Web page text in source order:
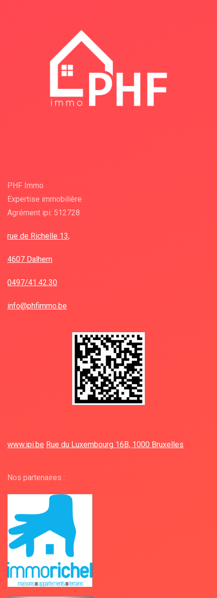
PHF Immo
Expertise immobilière
Agrément ipi: 512728
rue de Richelle 13,
4607 Dalhem
0497/41.42.30
info@phfimmo.be
www.ipi.be Rue du Luxembourg 16B, 1000 Bruxelles
Nos partenaires :